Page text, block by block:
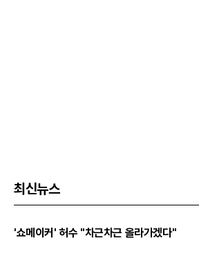
최신뉴스
'쇼메이커' 허수 "차근차근 올라가겠다"